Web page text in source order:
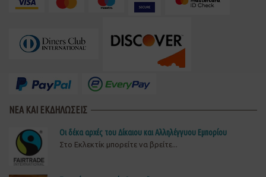
ΝΕΑ ΚΑΙ ΕΚΔΗΛΩΣΕΙΣ
Οι δέκα αρχές του Δίκαιου και Αλληλέγγυου Εμπορίου
Στο Εκλεκτίκ μπορείτε να βρείτε...